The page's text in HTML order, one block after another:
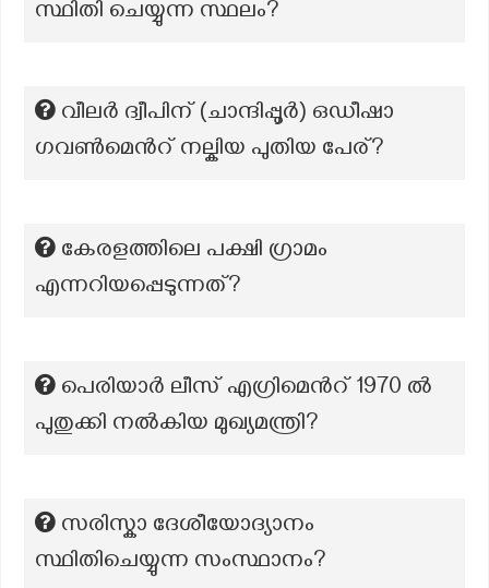
സ്ഥിതി ചെയ്യുന്ന സ്ഥലം?
വീലർ ദ്വീപിന് (ചാന്ദിപ്പൂർ) ഒഡീഷാ
ഗവൺമെന്‍റ് നല്കിയ പുതിയ പേര്?
കേരളത്തിലെ പക്ഷി ഗ്രാമം
എന്നറിയപ്പെടുന്നത്?
പെരിയാർ ലീസ് എഗ്രിമെന്‍റ് 1970 ൽ
പുതുക്കി നൽകിയ മുഖ്യമന്ത്രി?
സരിസ്കാ ദേശീയോദ്യാനം
സ്ഥിതിചെയ്യുന്ന സംസ്ഥാനം?